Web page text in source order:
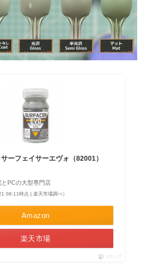
ーフェイサーエヴォ（82001）
PCの大型専門店
08:11時点 | 楽天市場調べ）
Amazon
楽天市場
ポチップ